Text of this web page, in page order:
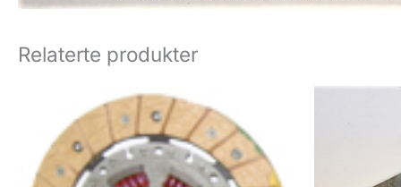
Relaterte produkter